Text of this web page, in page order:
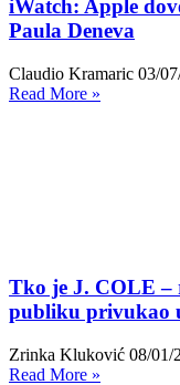
iWatch: Apple
Paula Deneva
Claudio Kramaric 03/
Read More »
Tko je J. COLE
publiku privukao
Zrinka Kluković 08/01/
Read More »